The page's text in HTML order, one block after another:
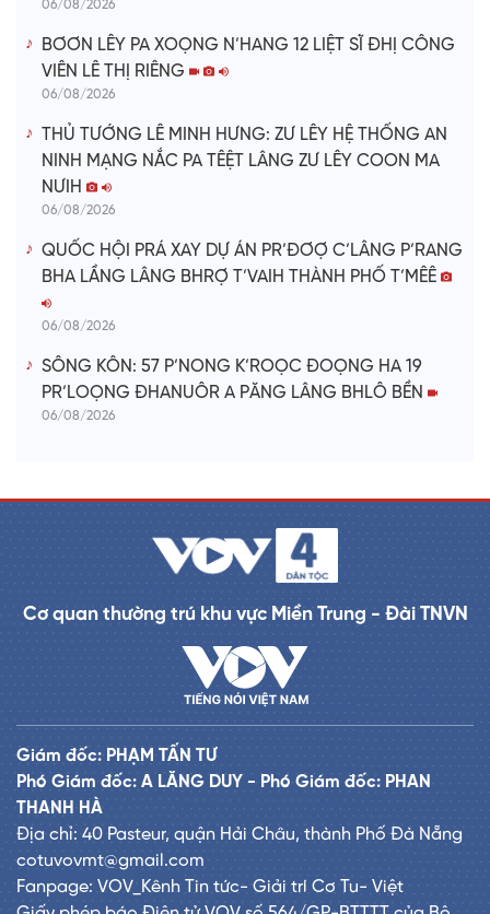
06/08/2026
BƠƠN LÊY PA XOỌNG N’HANG 12 LIỆT SĨ ĐHỊ CÔNG
VIÊN LÊ THỊ RIÊNG
06/08/2026
THỦ TƯỚNG LÊ MINH HƯNG: ZƯ LÊY HỆ THỐNG AN
NINH MẠNG NẮC PA TÊỆT LÂNG ZƯ LÊY COON MA
NƯIH
06/08/2026
QUỐC HỘI PRÁ XAY DỰ ÁN PR’ĐƠỢ C’LÂNG P’RANG
BHA LẦNG LÂNG BHRỢ T’VAIH THÀNH PHỐ T’MÊÊ
06/08/2026
SÔNG KÔN: 57 P’NONG K’ROỌC ĐOỌNG HA 19
PR’LOỌNG ĐHANUÔR A PĂNG LÂNG BHLÔ BỀN
06/08/2026
Cơ quan thường trú khu vực Miền Trung - Đài TNVN
Giám đốc: PHẠM TẤN TƯ
Phó Giám đốc: A LĂNG DUY - Phó Giám đốc: PHAN
THANH HÀ
Địa chỉ: 40 Pasteur, quận Hải Châu, thành Phố Đà Nẵng
cotuvovmt@gmail.com
Fanpage: VOV_Kênh Tin tức- Giải trí Cơ Tu- Việt